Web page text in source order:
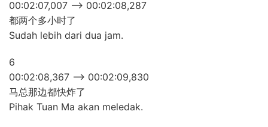
00:02:07,007 –> 00:02:08,287
都两个多小时了
Sudah lebih dari dua jam.
6
00:02:08,367 –> 00:02:09,830
马总那边都快炸了
Pihak Tuan Ma akan meledak.